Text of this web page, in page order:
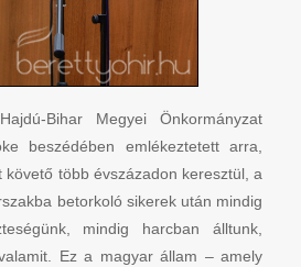
Bihar Megyei Önkormányzat
beszédében emlékeztetett arra,
követő több évszázadon keresztül, a
betorkoló sikerek után mindig
mindig harcban álltunk,
Ez a magyar állam – amely